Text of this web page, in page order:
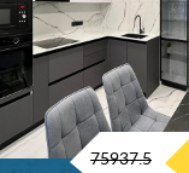
75937.5